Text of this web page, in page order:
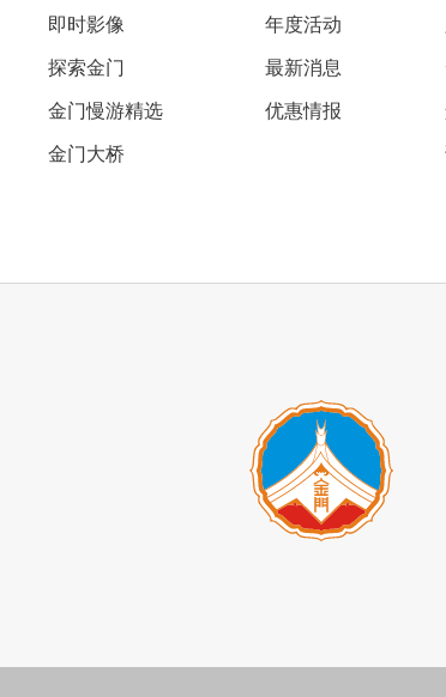
即时影像
探索金门
金门慢游精选
金门大桥
年度活动
最新消息
优惠情报